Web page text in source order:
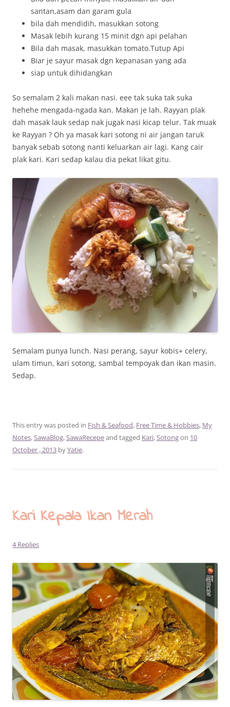
santan,asam dan garam gula
bila dah mendidih, masukkan sotong
Masak lebih kurang 15 minit dgn api pelahan
Bila dah masak, masukkan tomato.Tutup Api
Biar je sayur masak dgn kepanasan yang ada
siap untuk dihidangkan
So semalam 2 kali makan nasi. eee tak suka tak suka
hehehe mengada-ngada kan. Makan je lah. Rayyan plak
dah masak lauk sedap nak jugak nasi kicap telur. Tak muak
ke Rayyan ? Oh ya masak kari sotong ni air jangan taruk
banyak sebab sotong nanti keluarkan air lagi. Kang cair
plak kari. Kari sedap kalau dia pekat likat gitu.
Semalam punya lunch. Nasi perang, sayur kobis+ celery,
ulam timun, kari sotong, sambal tempoyak dan ikan masin.
Sedap.
This entry was posted in Fish & Seafood, Free Time & Hobbies, My
Notes,SawaBlog,SawaRecepeand tagged Kari,Sotongon 10
October , 2013 byYatie.
Kari Kepala Ikan Merah
4 Replies